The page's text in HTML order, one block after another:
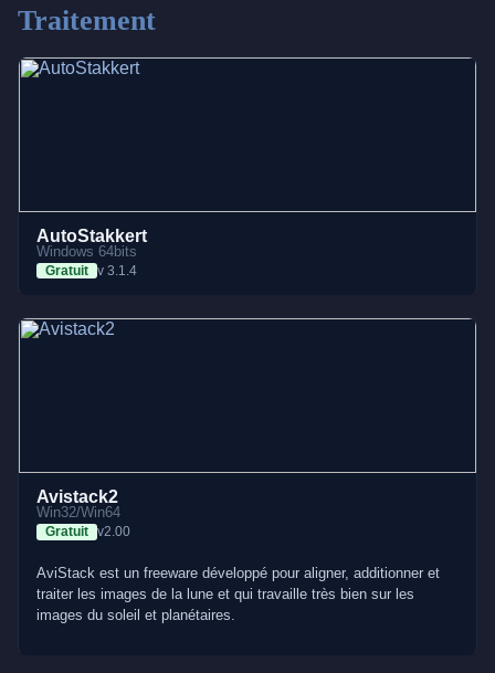
Traitement
AutoStakkert
Windows 64bits
Gratuit v 3.1.4
Avistack2
Win32/Win64
Gratuit v2.00
AviStack est un freeware développé pour aligner, additionner et
traiter les images de la lune et qui travaille très bien sur les
images du soleil et planétaires.